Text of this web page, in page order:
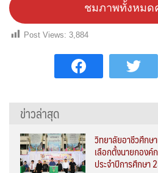
ชมภาพทั้งหมด
Post Views: 3,884
ข่าวล่าสุด
วิทยาลัยอาชีวศึกษ
เลือกตั้งนายกองค์
ประจำปีการศึกษา